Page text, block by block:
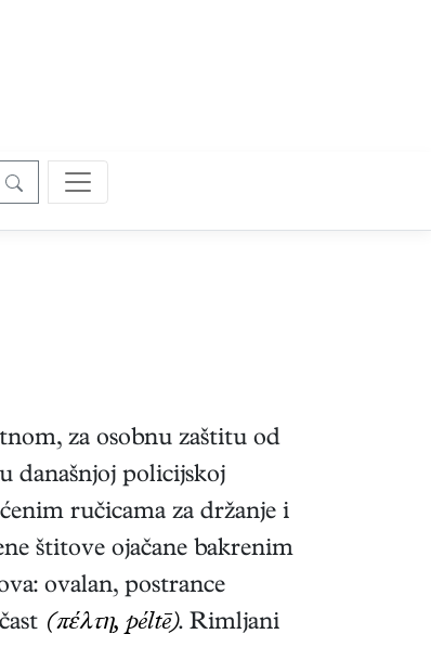
za osobnu zaštitu od
današnjoj policijskoj
ručicama za držanje i
štitove ojačane bakrenim
ovalan, postrance
(πέλτη, péltē). Rimljani